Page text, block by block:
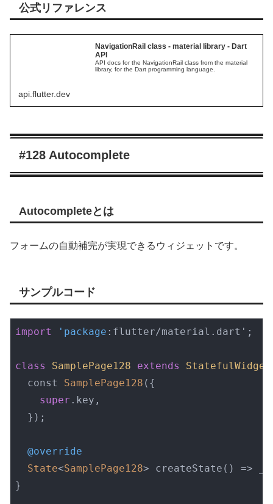
公式リファレンス
NavigationRail class - material library - Dart
API
API docs for the NavigationRail class from the material
library, for the Dart programming language.
api.flutter.dev
#128 Autocomplete
Autocompleteとは
フォームの自動補完が実現できるウィジェットです。
サンプルコード
import 'package :flutter/material.dart';
class SamplePage128 extends
StatefulWidget
  const
SamplePage128 ({
super .key,
  });
@override
State<SamplePage128> createState() =>
}